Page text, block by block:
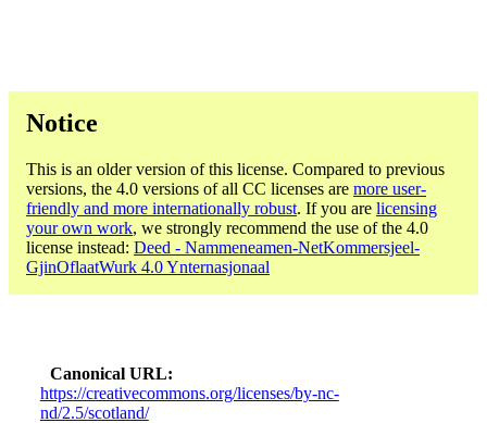
Notice
This is an older version of this license. Compared to previous
versions, the 4.0 versions of all CC licenses are more user-
friendly and more internationally robust. If you are licensing
your own work, we strongly recommend the use of the 4.0
license instead: Deed - Nammeneamen-NetKommersjeel-
GjinOflaatWurk 4.0 Ynternasjonaal
Canonical URL
https://creativecommons.org/licenses/by-nc-
nd/2.5/scotland/